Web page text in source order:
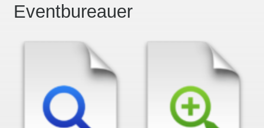
Eventbureauer